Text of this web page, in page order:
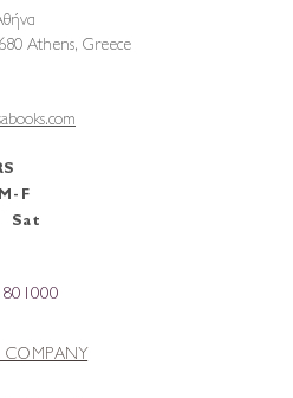
Αθήνα
Athens, Greece
F
Sat
COMPANY